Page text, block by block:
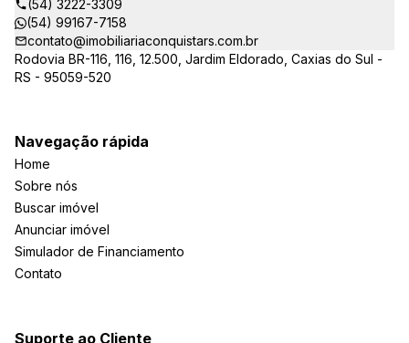
(54) 3222-3309
(54) 99167-7158
contato@imobiliariaconquistars.com.br
Rodovia BR-116, 116, 12.500, Jardim Eldorado, Caxias do Sul -
RS - 95059-520
Navegação rápida
Home
Sobre nós
Buscar imóvel
Anunciar imóvel
Simulador de Financiamento
Contato
Suporte ao Cliente